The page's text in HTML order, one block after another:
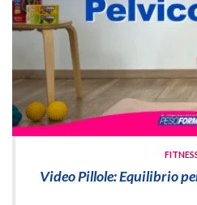
Video Pillole: Equilibrio